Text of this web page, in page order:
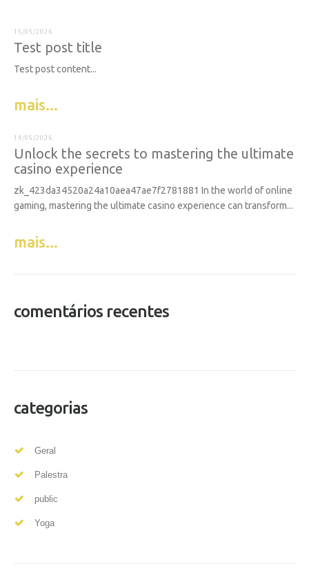
15/05/2026
Test post title
Test post content...
mais...
14/05/2026
Unlock the secrets to mastering the ultimate
casino experience
zk_423da34520a24a10aea47ae7f2781881 In the world of online
gaming, mastering the ultimate casino experience can transform...
mais...
comentários recentes
categorias
Geral
Palestra
public
Yoga